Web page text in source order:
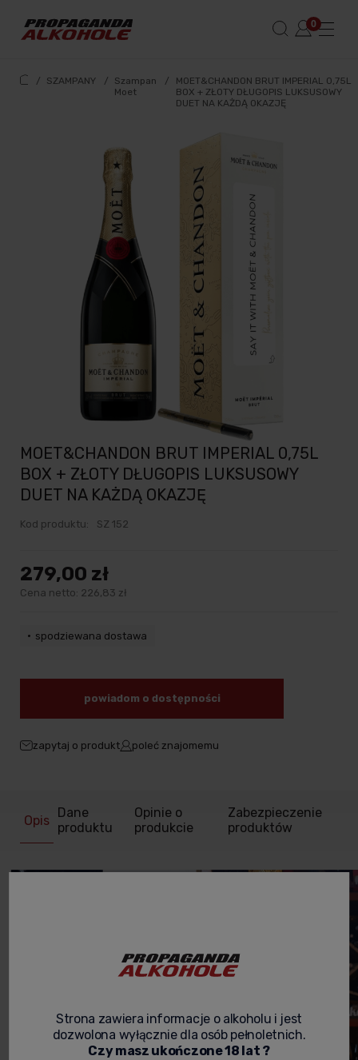
/ SZAMPANY /
Szampan
Moet
/
MOET&CHANDON BRUT IMPERIAL 0,75L
BOX + ZŁOTY DŁUGOPIS LUKSUSOWY
DUET NA KAŻDĄ OKAZJĘ
MOET&CHANDON BRUT IMPERIAL 0,75L
BOX + ZŁOTY DŁUGOPIS LUKSUSOWY
DUET NA KAŻDĄ OKAZJĘ
Kod produktu: SZ 152
279,00 zł
Cena netto: 226,83 zł
spodziewana dostawa
powiadom o dostępności
zapytaj o produkt poleć znajomemu
Opis Dane
produktu
Opinie o
produkcie
Zabezpieczenie
produktów
Strona zawiera informacje o alkoholu i jest
dozwolona wyłącznie dla osób pełnoletnich.
Czy masz ukończone 18 lat ?